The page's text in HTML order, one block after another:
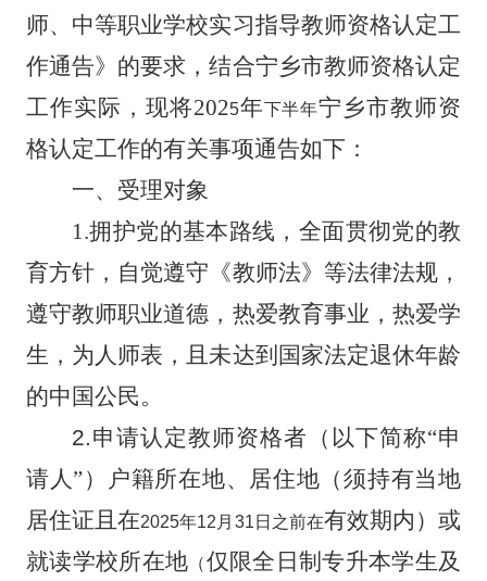
师、中等职业学校实习指导教师资格认定工
作通告》的要求，结合宁乡市教师资格认定
工作实际，现将2025年下半年宁乡市教师资
格认定工作的有关事项通告如下：
一、受理对象
1.拥护党的基本路线，全面贯彻党的教
育方针，自觉遵守《教师法》等法律法规，
遵守教师职业道德，热爱教育事业，热爱学
生，为人师表，且未达到国家法定退休年龄
的中国公民。
2.申请认定教师资格者（以下简称“申
请人”）户籍所在地、居住地（须持有当地
居住证且在2025年12 月 31 日之前在有效期内）或
就读学校所在地 （仅限全日制专升本学生及